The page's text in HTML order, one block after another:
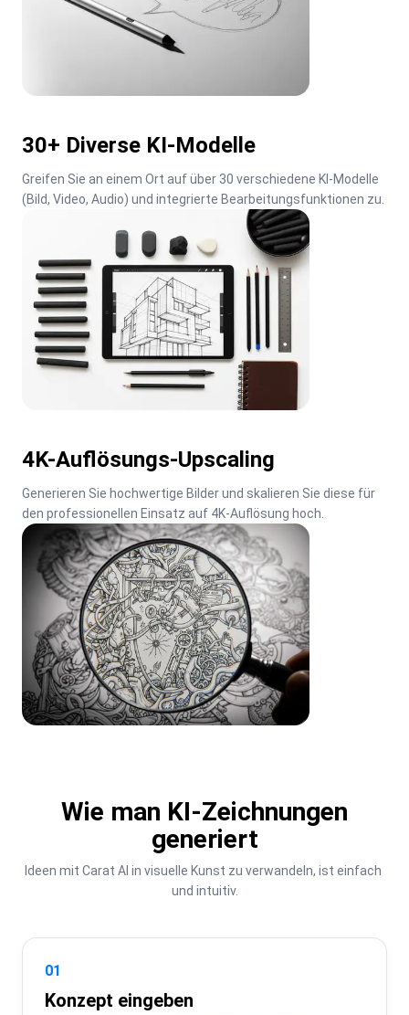
30+ Diverse KI-Modelle
Greifen Sie an einem Ort auf über 30 verschiedene KI-Modelle
(Bild, Video, Audio) und integrierte Bearbeitungsfunktionen zu.
4K-Auflösungs-Upscaling
Generieren Sie hochwertige Bilder und skalieren Sie diese für
den professionellen Einsatz auf 4K-Auflösung hoch.
Wie man KI-Zeichnungen
generiert
Ideen mit Carat AI in visuelle Kunst zu verwandeln, ist einfach
und intuitiv.
01
Konzept eingeben